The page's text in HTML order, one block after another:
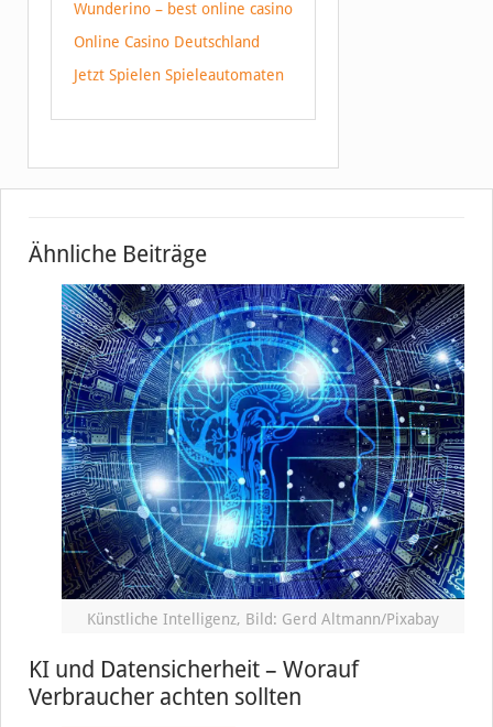
Wunderino – best online casino
Online Casino Deutschland
Jetzt Spielen Spieleautomaten
Ähnliche Beiträge
Künstliche Intelligenz, Bild: Gerd Altmann/Pixabay
KI und Datensicherheit – Worauf
Verbraucher achten sollten